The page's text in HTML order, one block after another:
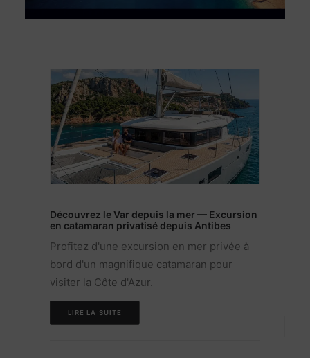
Découvrez le Var depuis la mer — Excursion
en catamaran privatisé depuis Antibes
Profitez d'une excursion en mer privée à
bord d'un magnifique catamaran pour
visiter la Côte d'Azur.
LIRE LA SUITE